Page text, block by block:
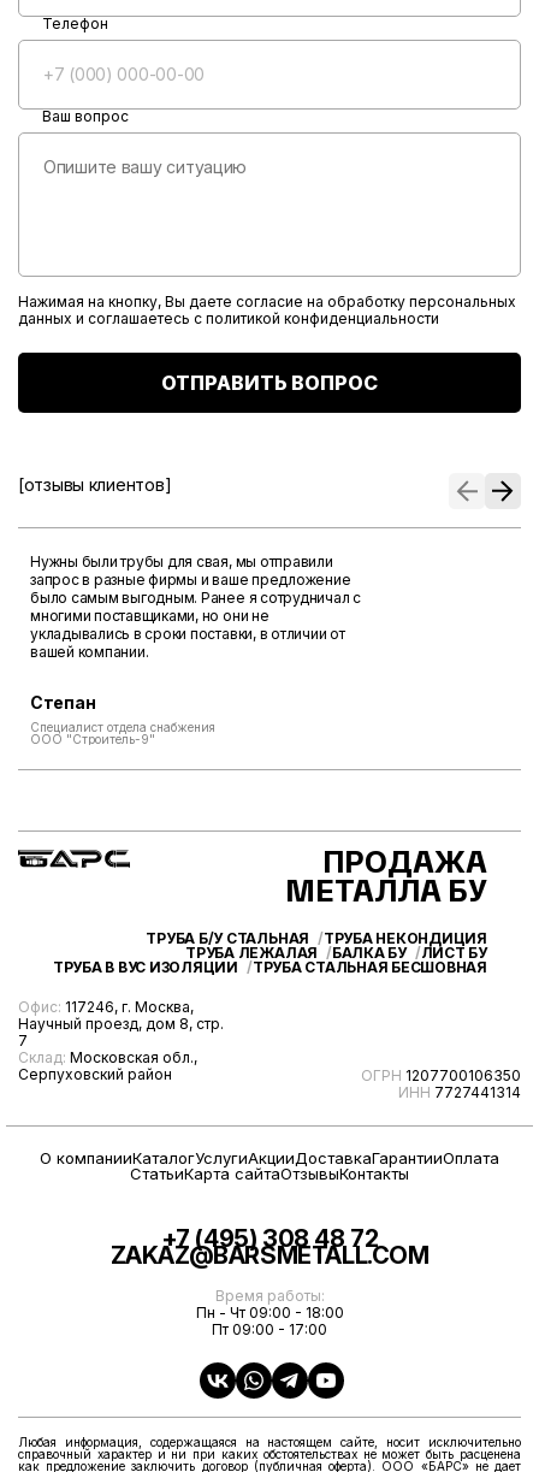
Телефон
Ваш вопрос
Нажимая на кнопку, Вы даете согласие на обработку персональных
данных и соглашаетесь с политикой конфиденциальности
ОТПРАВИТЬ ВОПРОС
[отзывы клиентов]
Нужны были трубы для свая, мы отправили
запрос в разные фирмы и ваше предложение
было самым выгодным. Ранее я сотрудничал с
многими поставщиками, но они не
укладывались в сроки поставки, в отличии от
вашей компании.
Степан
Специалист отдела снабжения
ООО "Строитель-9"
Офис: 117246, г. Москва,
Научный проезд, дом 8, стр.
7
Склад: Московская обл.,
Серпуховский район
ОГРН 1207700106350
ИНН 7727441314
ПРОДАЖА
МЕТАЛЛА БУ
ТРУБА Б/У СТАЛЬНАЯ
ТРУБА НЕКОНДИЦИЯ
ТРУБА ЛЕЖАЛАЯ
БАЛКА БУ
ЛИСТ БУ
ТРУБА В ВУС ИЗОЛЯЦИИ
ТРУБА СТАЛЬНАЯ БЕСШОВНАЯ
О компанииКаталогУслугиАкцииДоставкаГарантииОплата
СтатьиКарта сайтаОтзывыКонтакты
+7 (495) 308 48 72
ZAKAZ@BARSMETALL.COM
Время работы:
Пн - Чт 09:00 - 18:00
Пт 09:00 - 17:00
Любая информация, содержащаяся на настоящем сайте, носит исключительно
справочный характер и ни при каких обстоятельствах не может быть расценена
как предложение заключить договор (публичная оферта). ООО «БАРС» не дает